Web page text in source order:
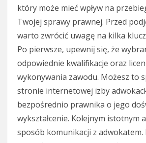
który może mieć wpływ na
Twojej sprawy prawnej. Przed
warto zwrócić uwagę na kilka
Po pierwsze, upewnij się, że
odpowiednie kwalifikacje oraz
wykonywania zawodu. Możesz to
stronie internetowej izby
bezpośrednio prawnika o jego
wykształcenie. Kolejnym istotnym
sposób komunikacji z